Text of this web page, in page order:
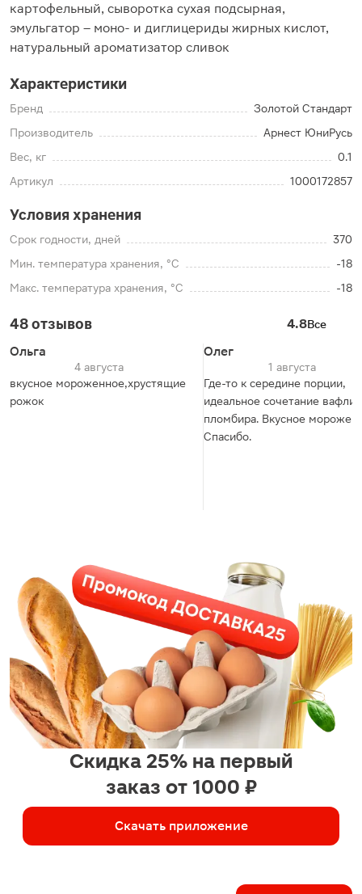
картофельный, сыворотка сухая подсырная,
эмульгатор – моно- и диглицериды жирных кислот,
натуральный ароматизатор сливок
Характеристики
Бренд
Золотой Стандарт
Производитель
Арнест ЮниРусь
Вес, кг
0.1
Артикул
1000172857
Условия хранения
Срок годности, дней
370
Мин. температура хранения, °C
-18
Макс. температура хранения, °C
-18
48 отзывов 4.8Все
Ольга
4 августа
вкусное мороженное,хрустящие
рожок
Олег
1 августа
Где-то к середине порции,
идеальное сочетание вафли
пломбира. Вкусное
Спасибо.
Скидка 25% на первый
заказ от 1000 ₽
Скачать приложение